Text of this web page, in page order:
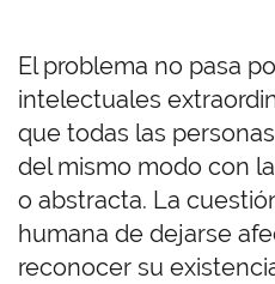
El problema no pasa
intelectuales
que todas las
del mismo modo con
o abstracta. La
humana de dejarse
reconocer su